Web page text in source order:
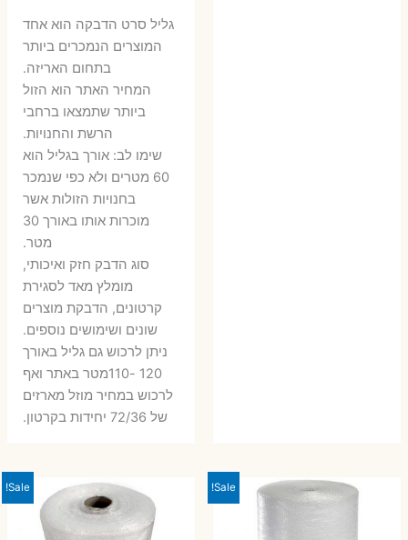
הנוכחי
היה:
9 ₪.
6 ₪.
גליל סרט הדבקה הוא אחד
המוצרים הנמכרים ביותר
בתחום האריזה.
המחיר האתר הוא הזול
ביותר שתמצאו ברחבי
הרשת והחנויות.
שימו לב: אורך בגליל הוא
60 מטרים ולא כפי שנמכר
בחנויות הזולות אשר
מוכרות אותו באורך 30
מטר.
סוג הדבק חזק ואיכותי,
מומלץ מאד לסגירת
קרטונים, הדבקת מוצרים
שונים ושימושים נוספים.
ניתן לרכוש גם גליל באורך
120 -110מטר באתר ואף
לרכוש במחיר מוזל מארזים
של 72/36 יחידות בקרטון.
Sale!
Sale!